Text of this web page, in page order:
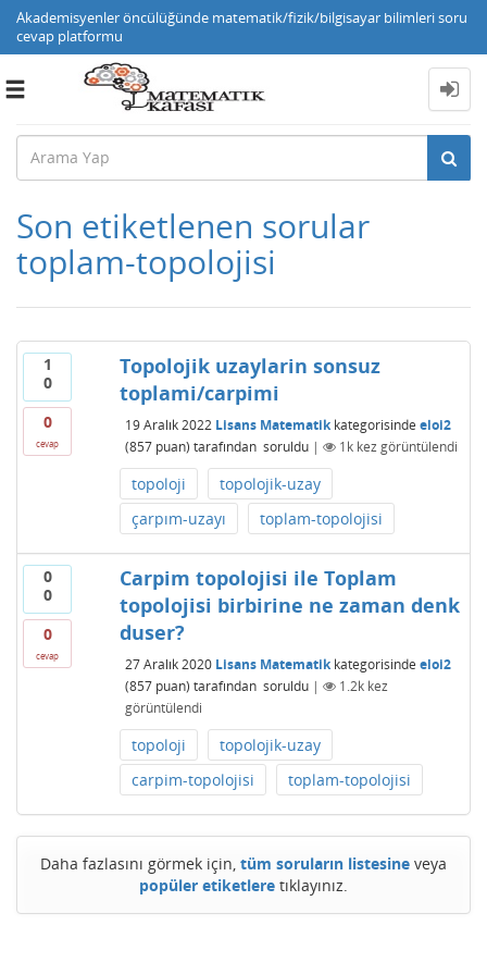
Akademisyenler öncülüğünde matematik/fizik/bilgisayar bilimleri soru
cevap platformu
Toggle
Son etiketlenen sorular
toplam-topolojisi
1
0
0
cevap
Topolojik uzaylarin sonsuz
toplami/carpimi
19 Aralık 2022 Lisans Matematikkategorisinde eloi2
(857puan) tarafından soruldu | 1kkez görüntülendi
topoloji
topolojik-uzay
çarpım-uzayı
toplam-topolojisi
0
0
0
cevap
Carpim topolojisi ile Toplam
topolojisi birbirine ne zaman denk
duser?
27 Aralık 2020 Lisans Matematikkategorisinde eloi2
(857puan) tarafından soruldu | 1.2kkez
görüntülendi
topoloji
topolojik-uzay
carpim-topolojisi
toplam-topolojisi
Daha fazlasını görmek için, tüm soruların listesine veya
popüler etiketlere tıklayınız.